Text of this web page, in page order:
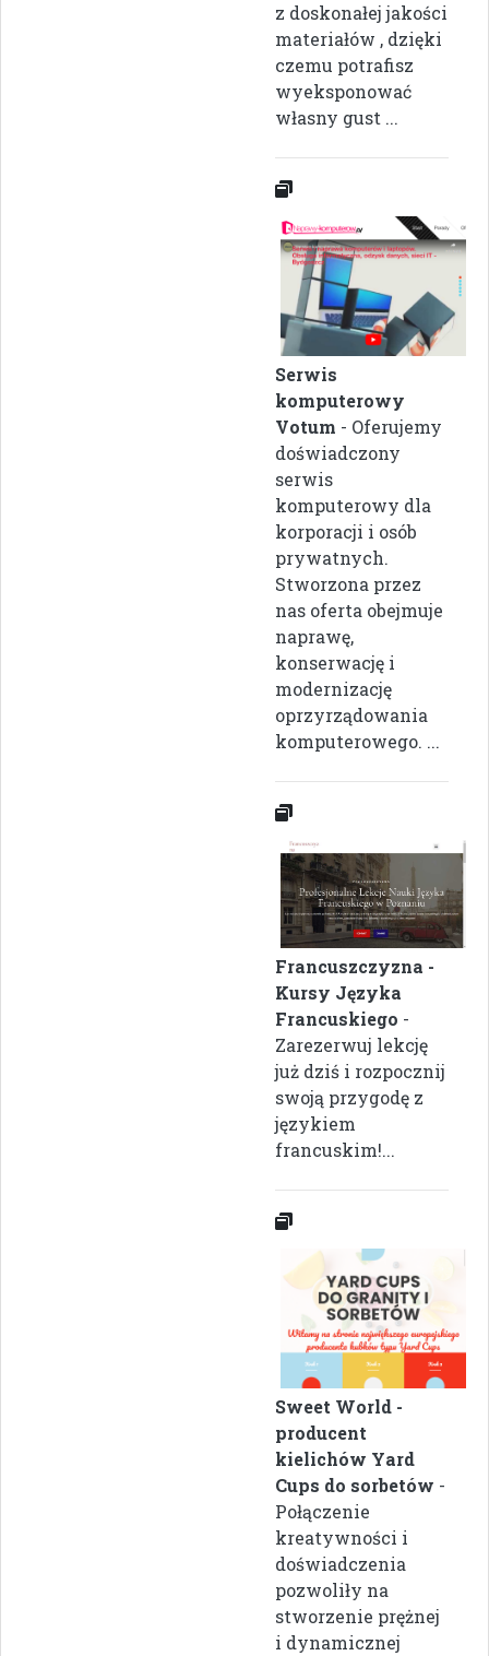
z doskonałej jakości
materiałów , dzięki
czemu potrafisz
wyeksponować
własny gust ...
Serwis
komputerowy
Votum - Oferujemy
doświadczony
serwis
komputerowy dla
korporacji i osób
prywatnych.
Stworzona przez
nas oferta obejmuje
naprawę,
konserwację i
modernizację
oprzyrządowania
komputerowego. ...
Francuszczyzna -
Kursy Języka
Francuskiego -
Zarezerwuj lekcję
już dziś i rozpocznij
swoją przygodę z
językiem
francuskim!...
Sweet World -
producent
kielichów Yard
Cups do sorbetów -
Połączenie
kreatywności i
doświadczenia
pozwoliły na
stworzenie prężnej
i dynamicznej